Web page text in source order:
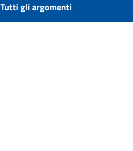
Tutti gli argomenti